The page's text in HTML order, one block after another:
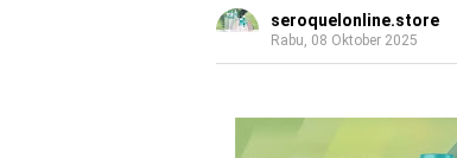
seroquelonline.store
Rabu, 08 Oktober 2025